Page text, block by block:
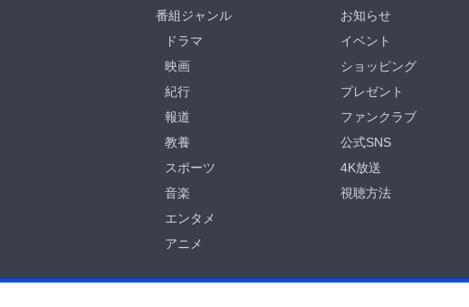
番組ジャンル
ドラマ
映画
紀行
報道
教養
スポーツ
音楽
エンタメ
アニメ
お知らせ
イベント
ショッピング
プレゼント
ファンクラブ
公式SNS
4K放送
視聴方法